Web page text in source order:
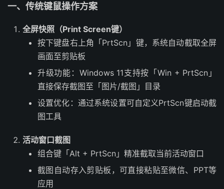
一、传统键鼠操作方案
全屏快照（Print Screen键）
按下键盘右上角「PrtScn」键，系统自动截取全屏
画面至剪贴板
升级功能：Windows 11支持按「Win + PrtScn」
直接保存截图至「图片/截图」目录
设置优化：通过系统设置可自定义PrtScn键启动截
图工具
活动窗口截图
组合键「Alt + PrtScn」精准截取当前活动窗口
截图自动存入剪贴板，可直接粘贴至微信、PPT等
应用